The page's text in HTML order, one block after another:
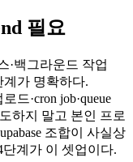
필요
·백그라운드 작업
계가 명확하다.
드·cron job·queue
하지 말고 본인 프로
조합이 사실상
계가 이 셋업이다.